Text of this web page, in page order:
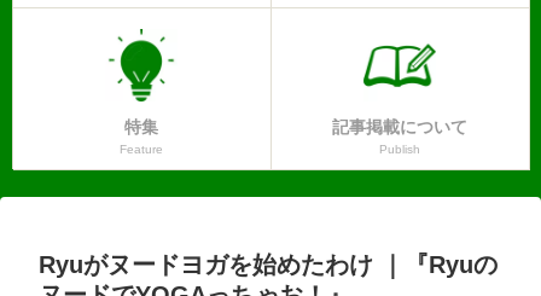
特集
Feature
記事掲載について
Publish
Ryuがヌードヨガを始めたわけ ｜『Ryuの